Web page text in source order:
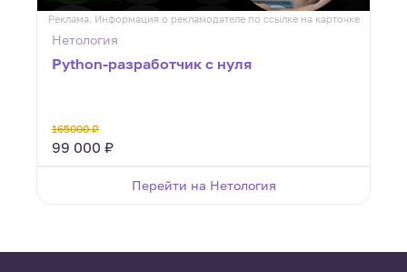
Реклама. Информация о рекламодателе по ссылке на карточке
Нетология
Python-разработчик с нуля
165000 ₽
99 000 ₽
Перейти на Нетология